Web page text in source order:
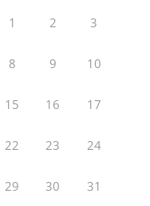
1 2 3
8 9 10
15 16 17
22 23 24
29 30 31